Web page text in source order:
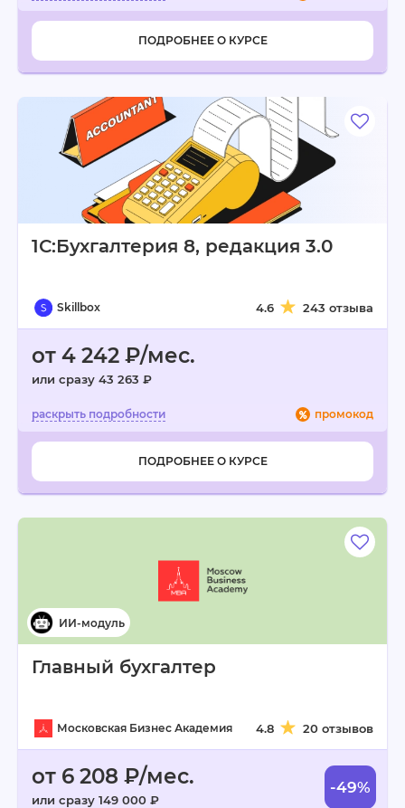
ПОДРОБНЕЕ О КУРСЕ
1С:Бухгалтерия 8, редакция 3.0
Skillbox 4.6 243 отзыва
от 4 242 ₽/мес.
или сразу 43 263 ₽
промокод
ПОДРОБНЕЕ О КУРСЕ
Главный бухгалтер
Московская Бизнес Академия 4.8 20 отзывов
от 6 208 ₽/мес.
или сразу 149 000 ₽
-49%